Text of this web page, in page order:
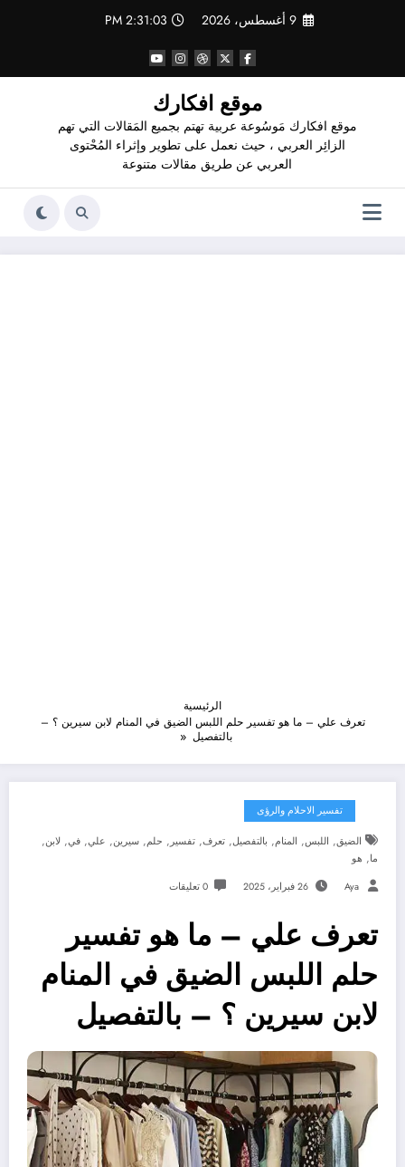
9 أغسطس، 2026 2:31:04 PM
موقع افكارك
موقع افكارك مَوسُوعة عربية تهتم بجميع المَقالات التي تهم
الزائِر العربي ، حيث نعمل على تطوير وإثراء المُحْتوى
العربي عن طريق مقالات متنوعة
الرئيسية
تعرف علي – ما هو تفسير حلم اللبس الضيق في المنام لابن سيرين ؟ –
بالتفصيل
تفسير الاحلام والرؤى
الضيق, اللبس, المنام, بالتفصيل, تعرف, تفسير , حلم, سيرين, علي, في, لابن,
ما, هو
Aya 26 فبراير، 2025 0 تعليقات
تعرف علي – ما هو تفسير
حلم اللبس الضيق في المنام
لابن سيرين ؟ – بالتفصيل